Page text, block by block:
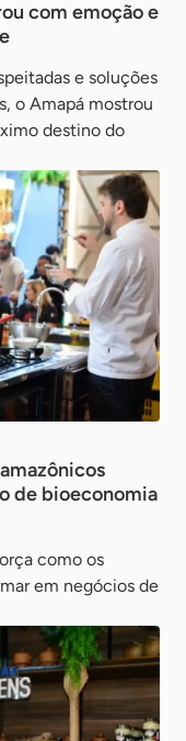
com emoção e
e soluções
o Amapá mostrou
destino do
de bioeconomia
como os
em negócios de